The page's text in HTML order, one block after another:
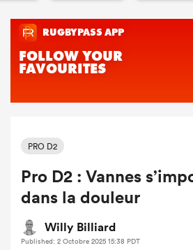
PRO D2
Pro D2 : Vannes
dans la douleur
Willy Billiard
Published: 2 Octobre 2025 15:38 PDT